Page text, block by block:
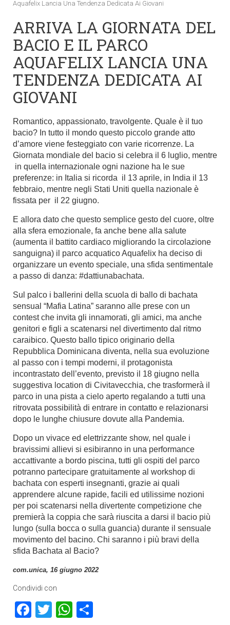
Aquafelix Lancia Una Tendenza Dedicata Ai Giovani
ARRIVA LA GIORNATA DEL
BACIO E IL PARCO
AQUAFELIX LANCIA UNA
TENDENZA DEDICATA AI
GIOVANI
Romantico, appassionato, travolgente. Quale è il tuo
bacio? In tutto il mondo questo piccolo grande atto
d’amore viene festeggiato con varie ricorrenze. La
Giornata mondiale del bacio si celebra il 6 luglio, mentre
in quella internazionale ogni nazione ha le sue
preferenze: in Italia si ricorda il 13 aprile, in India il 13
febbraio, mentre negli Stati Uniti quella nazionale è
fissata per il 22 giugno.
E allora dato che questo semplice gesto del cuore, oltre
alla sfera emozionale, fa anche bene alla salute
(aumenta il battito cardiaco migliorando la circolazione
sanguigna) il parco acquatico Aquafelix ha deciso di
organizzare un evento speciale, una sfida sentimentale
a passo di danza: #dattiunabachata.
Sul palco i ballerini della scuola di ballo di bachata
sensual “Mafia Latina” saranno alle prese con un
contest che invita gli innamorati, gli amici, ma anche
genitori e figli a scatenarsi nel divertimento dal ritmo
caraibico. Questo ballo tipico originario della
Repubblica Dominicana diventa, nella sua evoluzione
al passo con i tempi moderni, il protagonista
incontrastato dell’evento, previsto il 18 giugno nella
suggestiva location di Civitavecchia, che trasformerà il
parco in una pista a cielo aperto regalando a tutti una
ritrovata possibilità di entrare in contatto e relazionarsi
dopo le lunghe chiusure dovute alla Pandemia.
Dopo un vivace ed elettrizzante show, nel quale i
bravissimi allievi si esibiranno in una performance
accattivante a bordo piscina, tutti gli ospiti del parco
potranno partecipare gratuitamente al workshop di
bachata con esperti insegnanti, grazie ai quali
apprendere alcune rapide, facili ed utilissime nozioni
per poi scatenarsi nella divertente competizione che
premierà la coppia che sarà riuscita a darsi il bacio più
lungo (sulla bocca o sulla guancia) durante il sensuale
movimento del bacino. Chi saranno i più bravi della
sfida Bachata al Bacio?
com.unica, 16 giugno 2022
Condividi con
Facebook
TwitterWhatsApp